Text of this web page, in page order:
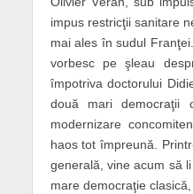
impus restricţii sanitare
mai ales în sudul
vorbesc pe şleau
împotriva doctorului
două mari democraţii
modernizare
haos tot împreună.
generală, vine acum să
mare democraţie